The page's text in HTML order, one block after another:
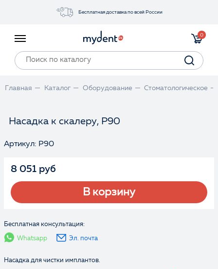
Бесплатная доставка по всей России
Прайс-лист
0
Главная Каталог Оборудование Стоматологическое
Насадка к скалеру, P90
Артикул: P90
8 051 руб
В корзину
Бесплатная консультация:
Whatsapp Эл. почта
Насадка для чистки имплантов.